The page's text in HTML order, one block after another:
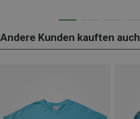
Andere Kunden kauften auch